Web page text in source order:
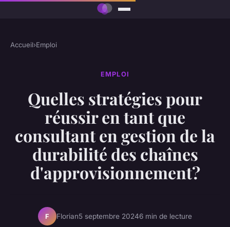
Accueil›Emploi
EMPLOI
Quelles stratégies pour
réussir en tant que
consultant en gestion de la
durabilité des chaînes
d'approvisionnement?
F Florian5 septembre 20246 min de lecture